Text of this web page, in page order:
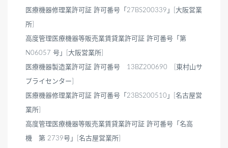
医療機器修理業許可証 許可番号「27BS200339」[大阪営業
所]
高度管理医療機器等販売業賃貸業許可証 許可番号「第
N06057 号」[大阪営業所]
医療機器製造業許可証 許可番号 13BZ200690 [東村山サ
プライセンター]
医療機器修理業許可証 許可番号「23BS200510」[名古屋営
業所]
高度管理医療機器等販売業賃貸業許可証 許可番号「名高
機 第 2739号」[名古屋営業所]